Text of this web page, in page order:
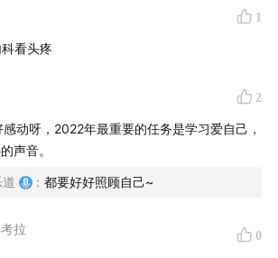
1
看头疼
2
感动呀，2022年最重要的任务是学习爱自己，
声音。
: 都要好好照顾自己~
拉 0